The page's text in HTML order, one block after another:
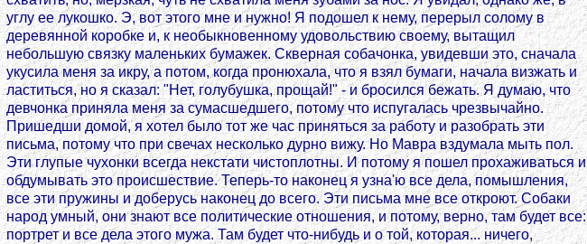
углу ее лукошко. Э, вот этого мне и нужно! Я подошел к нему, перерыл солому в
деревянной коробке и, к необыкновенному удовольствию своему, вытащил
небольшую связку маленьких бумажек. Скверная собачонка, увидевши это, сначала
укусила меня за икру, а потом, когда пронюхала, что я взял бумаги, начала визжать и
ластиться, но я сказал: "Нет, голубушка, прощай!" - и бросился бежать. Я думаю, что
девчонка приняла меня за сумасшедшего, потому что испугалась чрезвычайно.
Пришедши домой, я хотел было тот же час приняться за работу и разобрать эти
письма, потому что при свечах несколько дурно вижу. Но Мавра вздумала мыть пол.
Эти глупые чухонки всегда некстати чистоплотны. И потому я пошел прохаживаться и
обдумывать это происшествие. Теперь-то наконец я узна'ю все дела, помышления,
все эти пружины и доберусь наконец до всего. Эти письма мне все откроют. Собаки
народ умный, они знают все политические отношения, и потому, верно, там будет все:
портрет и все дела этого мужа. Там будет что-нибудь и о той, которая... ничего,